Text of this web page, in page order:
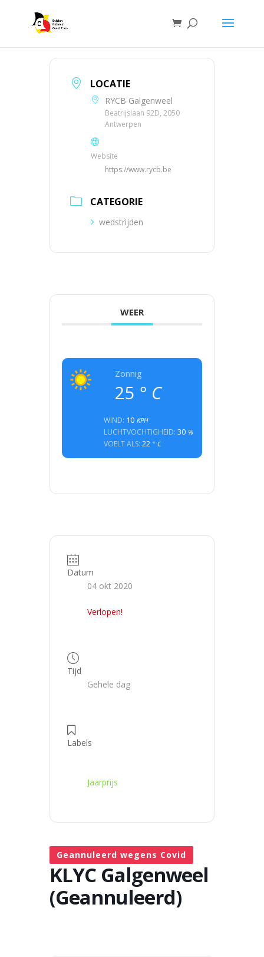
LOCATIE
RYCB Galgenweel
Beatrijslaan 92D, 2050
Antwerpen
Website
https://www.rycb.be
CATEGORIE
wedstrijden
WEER
Zonnig
25 ° C
WIND: 10 KPH
LUCHTVOCHTIGHEID: 30 %
VOELT ALS:22 ° C
Datum
04 okt 2020
Verlopen!
Tijd
Gehele dag
Labels
Jaarprijs
Geannuleerd wegens Covid
KLYC Galgenweel
(Geannuleerd)